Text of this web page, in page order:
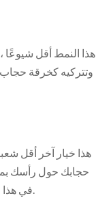
هذا النمط أقل
وتتركيه كخرقة
هذا خيار آخر أقل
حجابك حول رأسك
في هذا الأسلوب هو أنه يمكن ارتداؤه مع أي جماعة.